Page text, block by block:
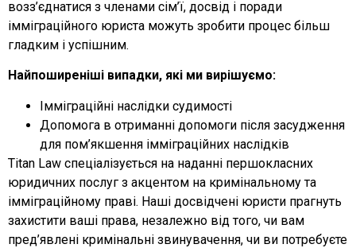
возз’єднатися з членами сім’ї, досвід і поради
імміграційного юриста можуть зробити процес більш
гладким і успішним.
Найпоширеніші випадки, які ми вирішуємо:
Імміграційні наслідки судимості
Допомога в отриманні допомоги після засудження
для пом’якшення імміграційних наслідків
Titan Law спеціалізується на наданні першокласних
юридичних послуг з акцентом на кримінальному та
імміграційному праві. Наші досвідчені юристи прагнуть
захистити ваші права, незалежно від того, чи вам
пред’явлені кримінальні звинувачення, чи ви потребуєте